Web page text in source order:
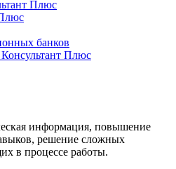
Плюс
банков
Плюс
информация, повышение
решение сложных
в процессе работы.